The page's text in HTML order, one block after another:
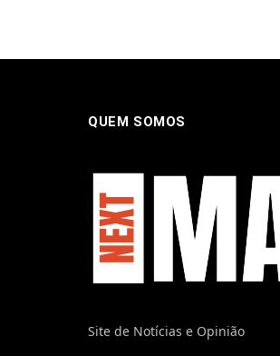
QUEM SOMOS
Site de Notícias e Opinião